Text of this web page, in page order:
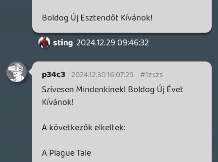
- Spelunky: 2D-s királyság, visszarepít az
aranykorba.
p34c3 2024.12.26 09:12:07
p34c3
Igen, Amazon Prime Gaming-ből
gyűjtögettem az utóbbi 2-3 hónap GoG-os
ajándékait össze, de évközben is általában
mindig elajándékozom ezeket fb/DC-
játékokat sajnos nem tudom, mert ott
dupla/tripla A címeket (A Plague Tale,